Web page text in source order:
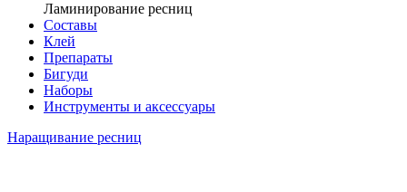
Ламинирование ресниц
Составы
Клей
Препараты
Бигуди
Наборы
Инструменты и аксессуары
Наращивание ресниц